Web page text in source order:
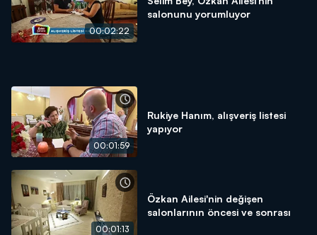
00:02:22
salonunu yorumluyor
00:01:59
Rukiye Hanım, alışveriş listesi
yapıyor
00:01:13
Özkan Ailesi'nin değişen
salonlarının öncesi ve sonrası